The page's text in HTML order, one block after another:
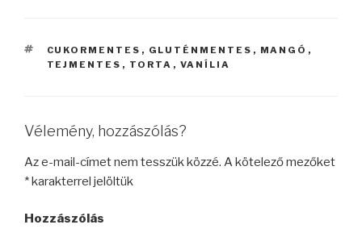
CÍMKÉK
CUKORMENTES , GLUTÉNMENTES , MANGÓ ,
TEJMENTES , TORTA , VANÍLIA
Vélemény, hozzászólás?
Az e-mail-címet nem tesszük közzé. A kötelező mezőket
*karakterrel jelöltük
Hozzászólás